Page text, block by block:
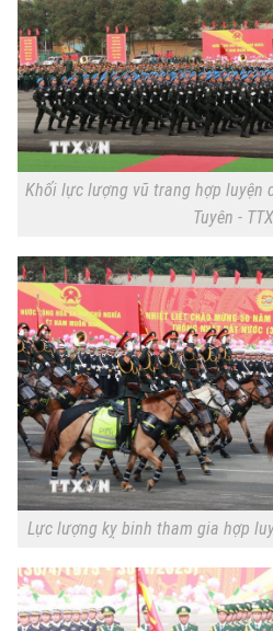
Chuyên mục
Thời sự
Hà Nội
Xã hội
Hà Nội
Nhịp sống Hà Nội
Người Hà Nội
Thế giới
Tin tức
Khối lực lượng vũ trang hợp luyện
Tuyên -
Lực lượng kỵ binh tham gia hợp